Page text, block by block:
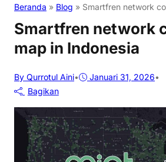
Beranda » Blog » Smartfren network
Smartfren network
map in Indonesia
By Qurrotul Aini• Januari 31, 2026•
Bagikan